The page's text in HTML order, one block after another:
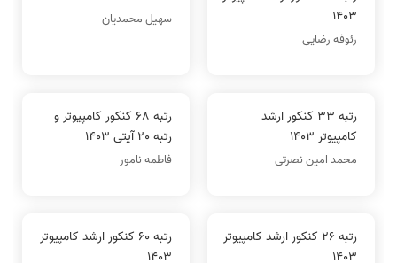
1403
رئوفه رضایی
سهیل محمدیان
رتبه 33 کنکور ارشد
کامپیوتر 1403
محمد امین نصرتی
رتبه 68 کنکور کامپیوتر و
رتبه 20 آیتی 1403
فاطمه نامور
رتبه 26 کنکور ارشد کامپیوتر
1403
رتبه 60 کنکور ارشد کامپیوتر
1403